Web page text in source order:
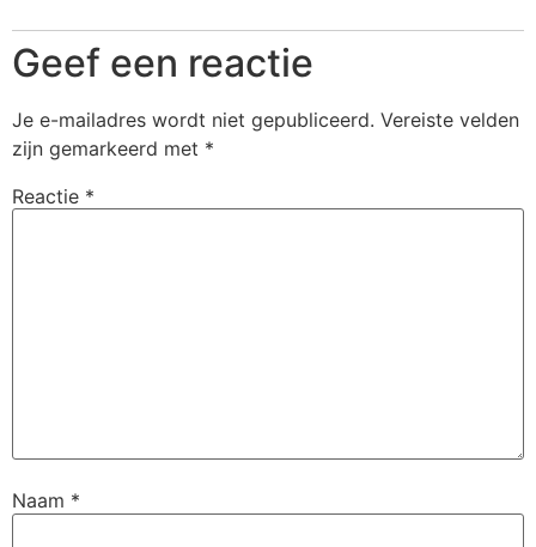
Geef een reactie
Je e-mailadres wordt niet gepubliceerd. Vereiste velden
zijn gemarkeerd met *
Reactie *
Naam *